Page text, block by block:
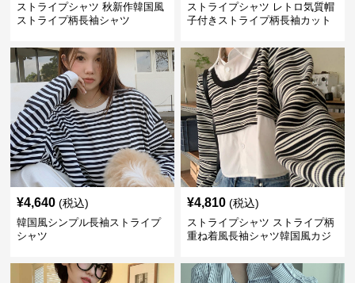
ストライプシャツ 秋新作韓国風
ストライプ柄長袖シャツ
ストライプシャツ レトロ気質帽
子付きストライプ柄長袖カット
¥4,640 (税込)
韓国風シンプル長袖ストライプ
シャツ
¥4,810 (税込)
ストライプシャツ ストライプ柄
重ね着風長袖シャツ韓国風カジ